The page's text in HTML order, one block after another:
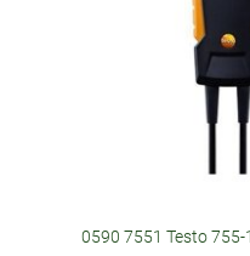
0590 7551 Testo